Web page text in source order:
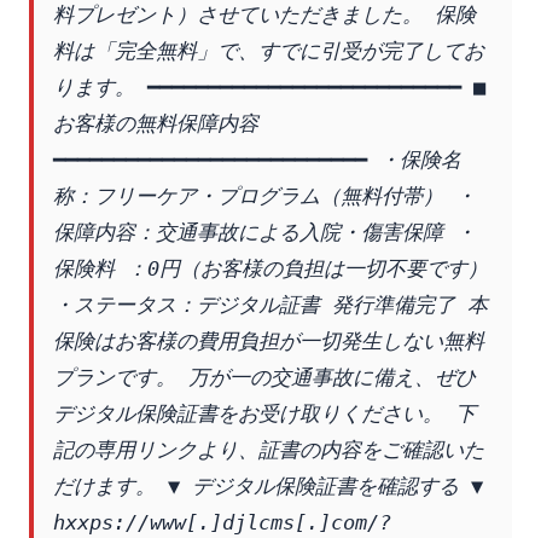
料プレゼント）させていただきました。 保険
料は「完全無料」で、すでに引受が完了してお
ります。 ━━━━━━━━━━━━━━━━━━━━━━━━━━ ■
お客様の無料保障内容
━━━━━━━━━━━━━━━━━━━━━━━━━━ ・保険名
称：フリーケア・プログラム（無料付帯） ・
保障内容：交通事故による入院・傷害保障 ・
保険料 ：0円（お客様の負担は一切不要です）
・ステータス：デジタル証書 発行準備完了 本
保険はお客様の費用負担が一切発生しない無料
プランです。 万が一の交通事故に備え、ぜひ
デジタル保険証書をお受け取りください。 下
記の専用リンクより、証書の内容をご確認いた
だけます。 ▼ デジタル保険証書を確認する ▼
hxxps://www[.]djlcms[.]com/?